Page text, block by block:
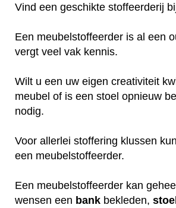
Vind een geschikte stoffeerderij
Een meubelstoffeerder is al een
vergt veel vak kennis.
Wilt u een uw eigen creativiteit
meubel of is een stoel opnieuw
nodig.
Voor allerlei stoffering klussen
een meubelstoffeerder.
Een meubelstoffeerder kan
wensen een bank bekleden,